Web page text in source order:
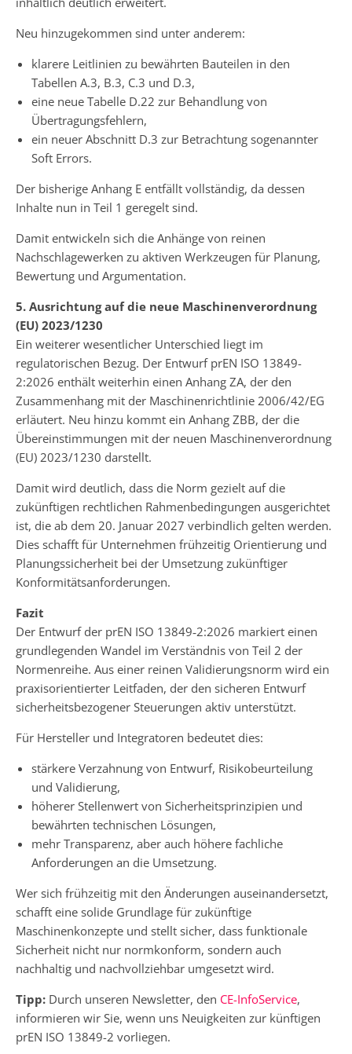
Neu hinzugekommen sind unter anderem:
klarere Leitlinien zu bewährten Bauteilen in den
Tabellen A.3, B.3, C.3 und D.3,
eine neue Tabelle D.22 zur Behandlung von
Übertragungsfehlern,
ein neuer Abschnitt D.3 zur Betrachtung sogenannter
Soft Errors.
Der bisherige Anhang E entfällt vollständig, da dessen
Inhalte nun in Teil 1 geregelt sind.
Damit entwickeln sich die Anhänge von reinen
Nachschlagewerken zu aktiven Werkzeugen für Planung,
Bewertung und Argumentation.
5. Ausrichtung auf die neue Maschinenverordnung
(EU) 2023/1230
Ein weiterer wesentlicher Unterschied liegt im
regulatorischen Bezug. Der Entwurf prEN ISO 13849-
2:2026 enthält weiterhin einen Anhang ZA, der den
Zusammenhang mit der Maschinenrichtlinie 2006/42/EG
erläutert. Neu hinzu kommt ein Anhang ZBB, der die
Übereinstimmungen mit der neuen Maschinenverordnung
(EU) 2023/1230 darstellt.
Damit wird deutlich, dass die Norm gezielt auf die
zukünftigen rechtlichen Rahmenbedingungen ausgerichtet
ist, die ab dem 20. Januar 2027 verbindlich gelten werden.
Dies schafft für Unternehmen frühzeitig Orientierung und
Planungssicherheit bei der Umsetzung zukünftiger
Konformitätsanforderungen.
Fazit
Der Entwurf der prEN ISO 13849‑2:2026 markiert einen
grundlegenden Wandel im Verständnis von Teil 2 der
Normenreihe. Aus einer reinen Validierungsnorm wird ein
praxisorientierter Leitfaden, der den sicheren Entwurf
sicherheitsbezogener Steuerungen aktiv unterstützt.
Für Hersteller und Integratoren bedeutet dies:
stärkere Verzahnung von Entwurf, Risikobeurteilung
und Validierung,
höherer Stellenwert von Sicherheitsprinzipien und
bewährten technischen Lösungen,
mehr Transparenz, aber auch höhere fachliche
Anforderungen an die Umsetzung.
Wer sich frühzeitig mit den Änderungen auseinandersetzt,
schafft eine solide Grundlage für zukünftige
Maschinenkonzepte und stellt sicher, dass funktionale
Sicherheit nicht nur normkonform, sondern auch
nachhaltig und nachvollziehbar umgesetzt wird.
Tipp: Durch unseren Newsletter, den CE-InfoService,
informieren wir Sie, wenn uns Neuigkeiten zur künftigen
prEN ISO 13849-2 vorliegen.